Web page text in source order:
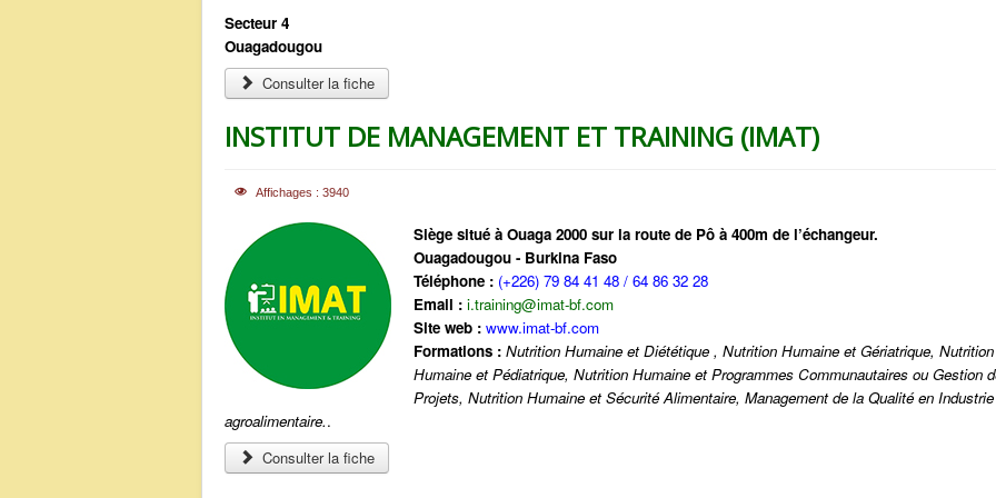
Secteur 4
Ouagadougou
Consulter la fiche
INSTITUT DE MANAGEMENT ET TRAINING (IMAT)
Affichages : 3940
Siège situé à Ouaga 2000 sur la route de Pô à 400m de l’échangeur.
Ouagadougou - Burkina Faso
Téléphone : (+226) 79 84 41 48 / 64 86 32 28
Email : i.training@imat-bf.com
Site web : www.imat-bf.com
Formations : Nutrition Humaine et Diététique , Nutrition Humaine et Gériatrique, Nutrition
Humaine et Pédiatrique, Nutrition Humaine et Programmes Communautaires ou Gestion
Projets, Nutrition Humaine et Sécurité Alimentaire, Management de la Qualité en Industrie
agroalimentaire..
Consulter la fiche